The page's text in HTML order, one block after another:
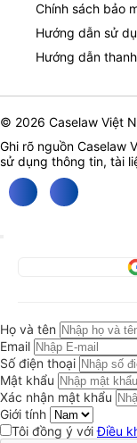
Chính sách bảo
Hướng dẫn sử
Hướng dẫn
© 2026 Caselaw Việt
Ghi rõ nguồn Caselaw
sử dụng thông tin, tài
Họ và tên
Email
Số điện thoại
Mật khẩu
Xác nhận mật khẩu
Giới tính
Tôi đồng ý vớiĐiều